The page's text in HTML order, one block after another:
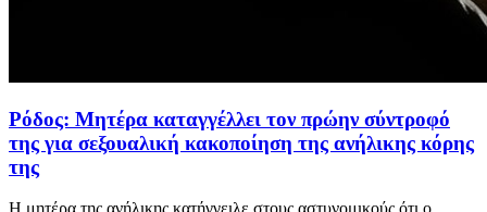
Ρόδος: Μητέρα καταγγέλλει τον πρώην σύντροφό
της για σεξουαλική κακοποίηση της ανήλικης κόρης
της